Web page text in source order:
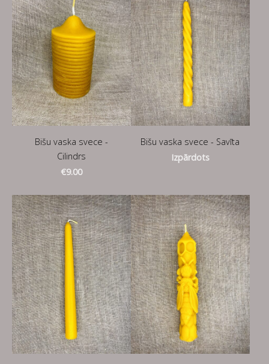
Bišu vaska svece -
Cilindrs
€9.00
Bišu vaska svece - Savīta
Izpārdots